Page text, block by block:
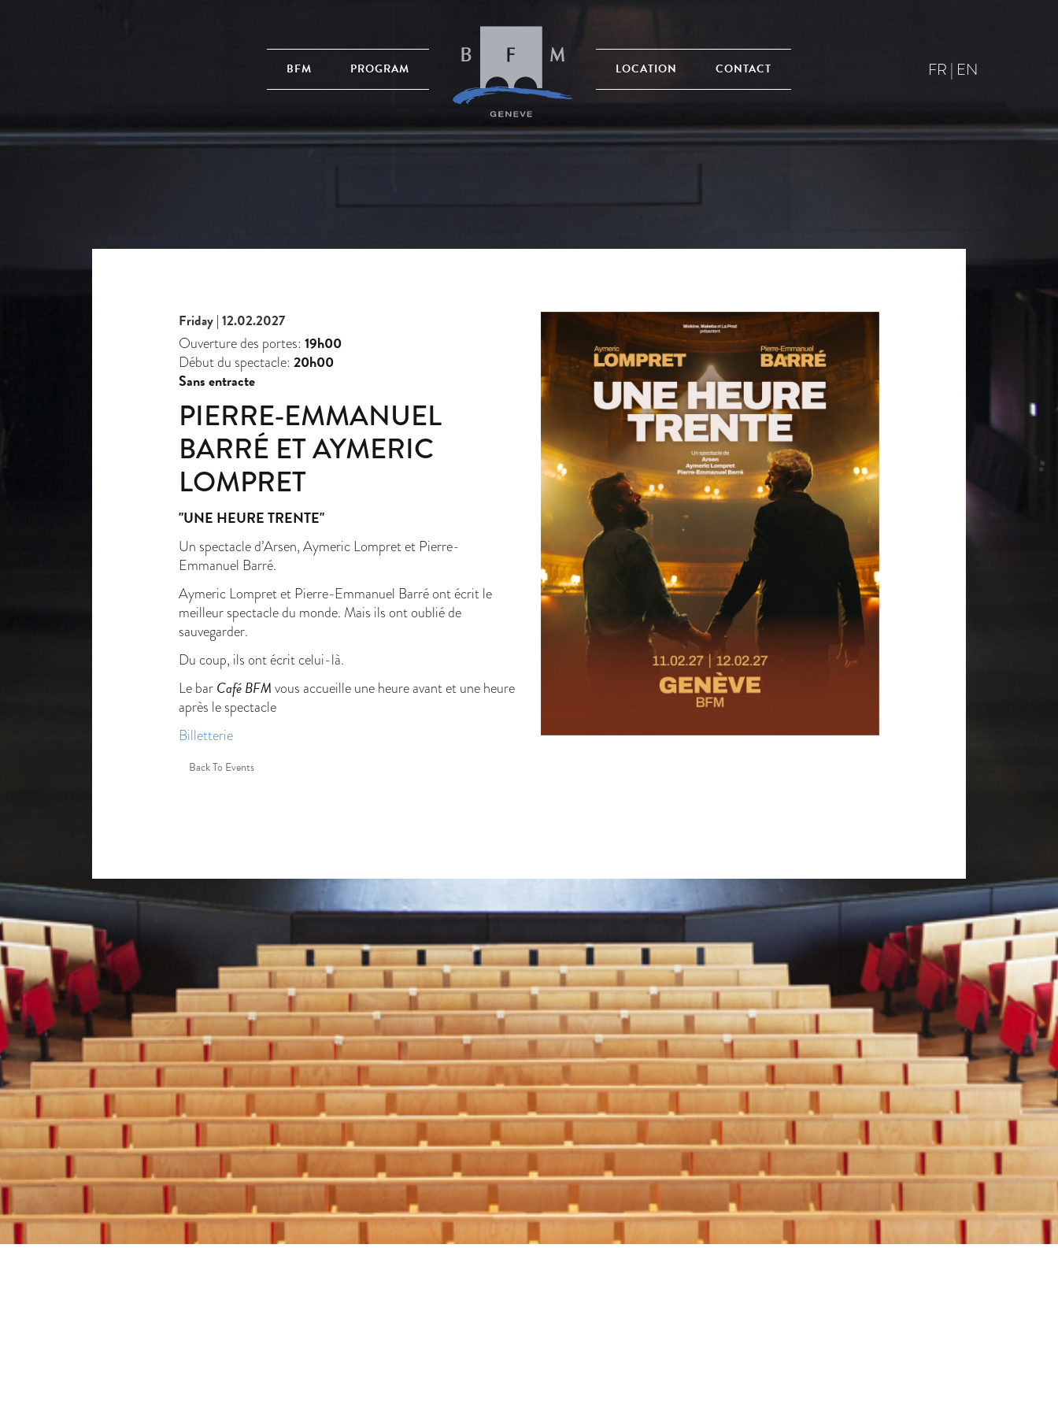
BFM PROGRAM LOCATION CONTACT FR | EN
Friday | 12.02.2027
Ouverture des portes: 19h00
Début du spectacle: 20h00
Sans entracte
PIERRE-EMMANUEL
BARRÉ ET AYMERIC
LOMPRET
"UNE HEURE TRENTE"
Un spectacle d’Arsen, Aymeric Lompret et Pierre-
Emmanuel Barré.
Aymeric Lompret et Pierre-Emmanuel Barré ont écrit le
meilleur spectacle du monde. Mais ils ont oublié de
sauvegarder.
Du coup, ils ont écrit celui-là.
Le bar Café BFM vous accueille une heure avant et une heure
après le spectacle
Billetterie
Back To Events